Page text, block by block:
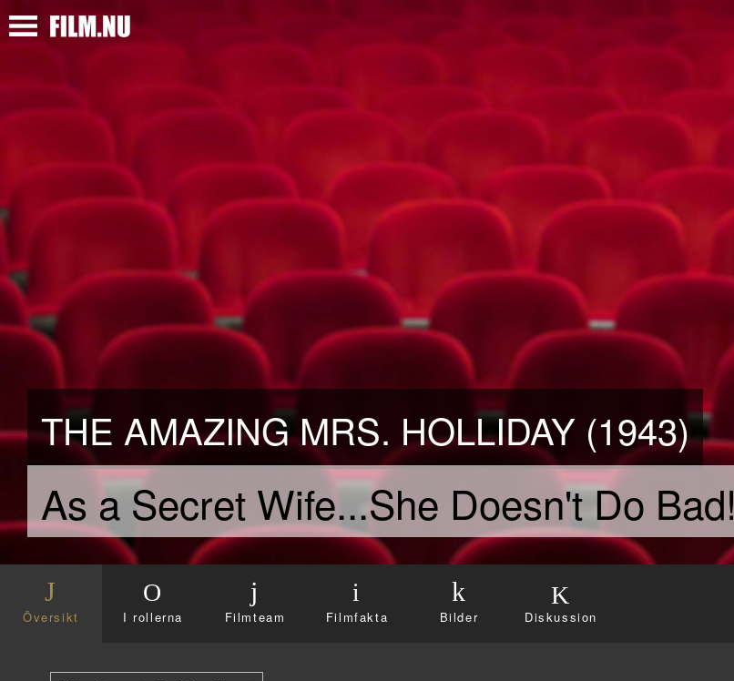
THE AMAZING MRS. HOLLIDAY (1943)
As a Secret Wife...She Doesn't Do Bad!
Översikt I rollerna Filmteam Filmfakta Bilder Diskussion